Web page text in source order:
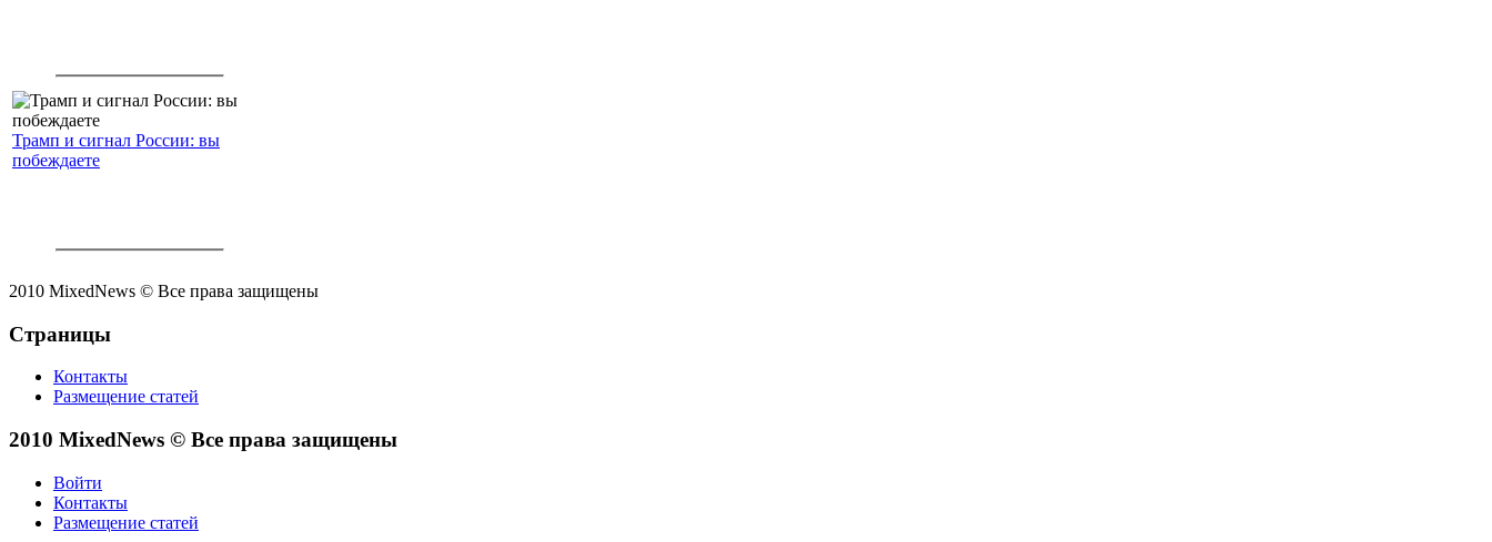
Трамп и сигнал России: вы
побеждаете
2010 MixedNews © Все права защищены
Страницы
Контакты
Размещение статей
2010 MixedNews © Все права защищены
Войти
Контакты
Размещение статей